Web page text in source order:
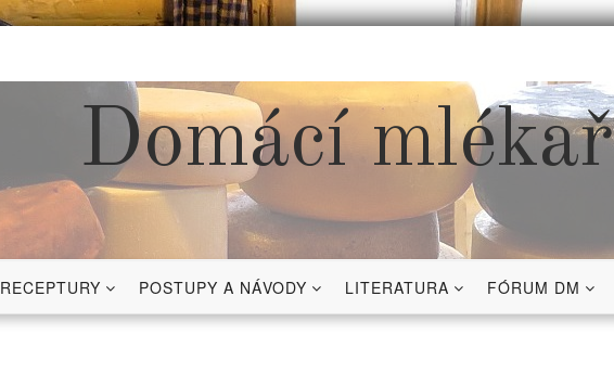
Domácí mlékař
RECEPTURY POSTUPY A NÁVODY LITERATURA FÓRUM DM